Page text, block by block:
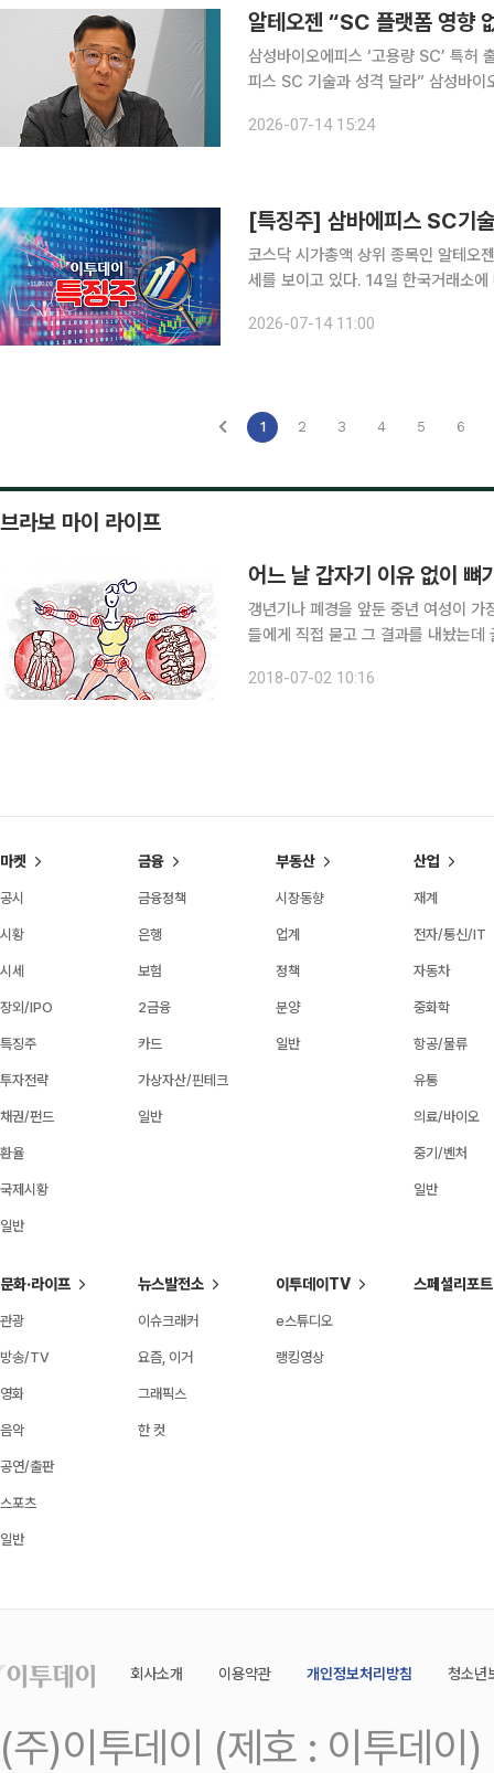
알테오젠 “SC 플랫폼 영향
삼성바이오에피스 ‘고용량 SC’ 특허
피스 SC 기술과 성격 달라” 삼성바이오에피스가 피하주사(SC) 제형 관련 기술특허를 출원하면서
오젠은 자사의 플랫폼과 삼성바이오
2026-07-14 15:24
코스닥 시가총액 상위 종목인 알테오
세를 보이고 있다. 14일 한국거래소에 따르면 오전 10시55분 알테오젠은 전일 대비 10.43% 하락
2026-07-14 11:00
1 2 3 4 5 6
브라보 마이 라이프
어느 날 갑자기 이유 없이 뼈
갱년기나 폐경을 앞둔 중년 여성이 가
들에게 직접 묻고 그 결과를 내놨는데
기 전까지는 알 길이 없고, 흔히 걸릴
2018-07-02 10:16
마켓
공시
시황
시세
장외/IPO
특징주
투자전략
채권/펀드
환율
국제시황
일반
금융
금융정책
은행
보험
2금융
카드
가상자산/핀테크
일반
부동산
시장동향
업계
정책
분양
일반
산업
재계
전자/통신/IT
자동차
중화학
항공/물류
유통
의료/바이오
중기/벤처
일반
문화·라이프
관광
방송/TV
영화
음악
공연/출판
스포츠
일반
뉴스발전소
이슈크래커
요즘, 이거
그래픽스
한 컷
이투데이TV
e스튜디오
랭킹영상
스페셜리포트
회사소개 이용약관 개인정보처리방침 청소년
(주)이투데이 (제호 : 이투데